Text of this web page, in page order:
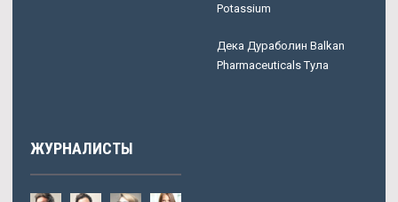
Potassium
Дека Дураболин Balkan
Pharmaceuticals Тула
ЖУРНАЛИСТЫ